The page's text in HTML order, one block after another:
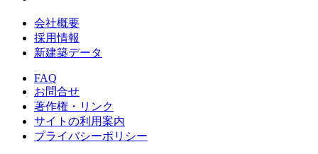
会社概要
採用情報
新建築データ
FAQ
お問合せ
著作権・リンク
サイトの利用案内
プライバシーポリシー